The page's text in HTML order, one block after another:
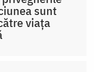
sunt
viața